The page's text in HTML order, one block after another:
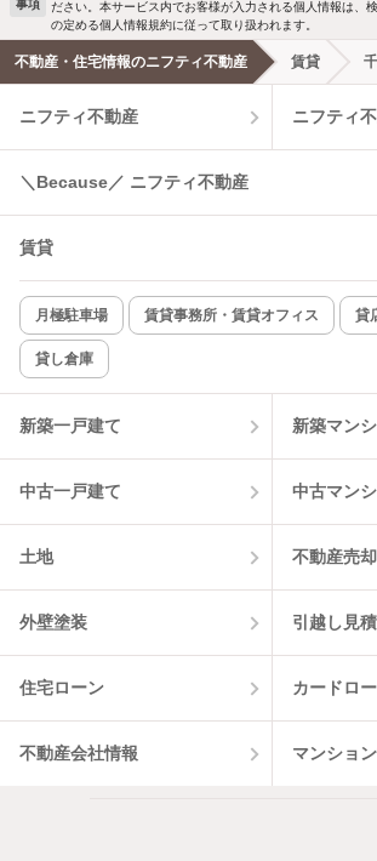
事項
ださい。本サービス内でお客様が入力される個人情報は、
の定める個人情報規約に従って取り扱われます。
不動産・住宅情報のニフティ不動産 賃貸
ニフティ不動産 ニフティ
＼Because／ ニフティ不動産
賃貸
月極駐車場 賃貸事務所・賃貸オフィス 貸
貸し倉庫
新築一戸建て 新築マン
中古一戸建て 中古マン
土地 不動産売却
外壁塗装 引越し見
住宅ローン カードロ
不動産会社情報 マンショ